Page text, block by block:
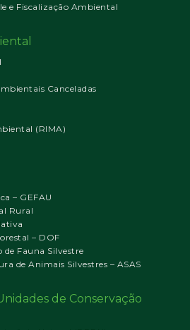
e Fiscalização Ambiental
Canceladas
(RIMA)
– GEFAU
Rural
– DOF
Fauna Silvestre
de Animais Silvestres – ASAS
de Conservação